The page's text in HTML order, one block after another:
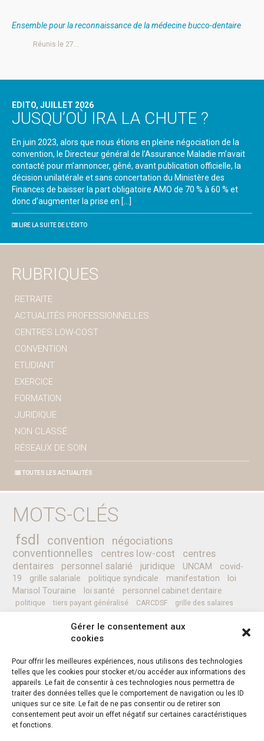
Gérer le consentement aux
cookies
Pour offrir les meilleures expériences, nous utilisons des technologies
telles que les cookies pour stocker et/ou accéder aux informations des
appareils. Le fait de consentir à ces technologies nous permettra de
traiter des données telles que le comportement de navigation ou les ID
uniques sur ce site. Le fait de ne pas consentir ou de retirer son
consentement peut avoir un effet négatif sur certaines caractéristiques
et fonctions.
Ensemble pour la reconnaissance de la médecine bucco-dentaire
Réunis le 27…
EDITO, JUILLET 2026
JUSQU’OÙ IRA LA CHUTE ?
En juin 2023, alors que nous étions en pleine négociation de la
convention, le Directeur général de l’Assurance Maladie m’avait
contacté pour m’annoncer, gêné, avant publication officielle, la
décision unilatérale et sans concertation du Ministère des
Finances de baisser la part obligatoire AMO de 70 % à 60 % et
donc d’augmenter la prise en […]
LIRE LA SUITE DE L'ÉDITO
RUBRIQUES
RETRAITE
ACTUALITÉS PROFESSIONNELLES
CENTRES LOW-COST
CONVENTION
ETUDIANT
EXERCICE
FORMATION
JURIDIQUE
NON CLASSÉ
RÉSEAUX DE SOIN
TOUTES LES ACTUALITÉS
MOTS-CLÉS
fsdl convention
négociations
conventionnelles
centres low-cost
centres
dentaires
personnel salarié juridique UNCAM
covid-
19
grille salariale politique syndicale manifestation
loi
Marisol Touraine
loi santé personnel cabinet dentaire
politique tiers payant généralisé CARCDSF
grille des salaires
complémentaires santé
secret médical sénat CCAM
professionnels de santé
Instagram Facebook Twitter